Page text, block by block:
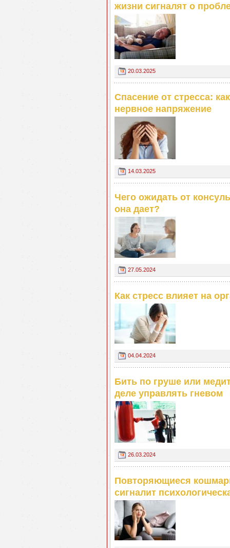
жизни сигналят о
20.03.2025
Спасение от стресса:
нервное напряжение
14.03.2025
Чего ожидать от
она дает?
27.05.2024
Как стресс влияет на
04.04.2024
Бить по груше или
деле управлять гневом
26.03.2024
Повторяющиеся
сигналит